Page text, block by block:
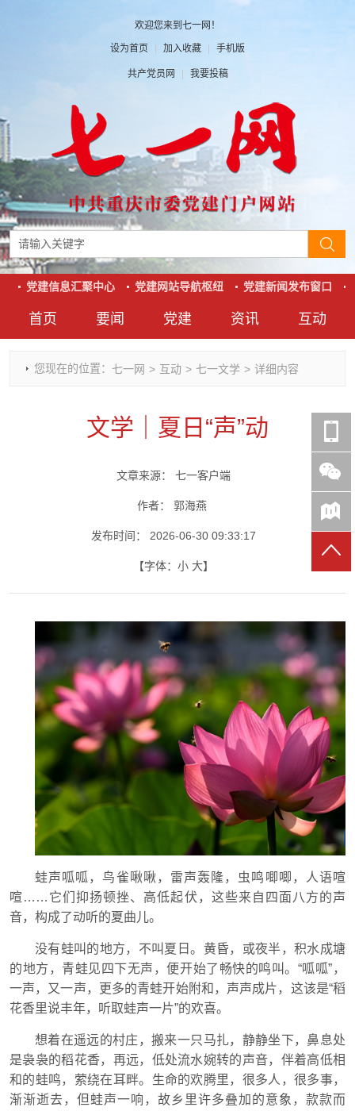
欢迎您来到七一网！
设为首页 | 加入收藏 | 手机版
共产党员网 | 我要投稿
首页 要闻
时政要闻
干部任免
七一视角
党建
党建动态
人才工作
作风建设
资讯
热点关注
党刊好文
党史参阅
七一书院
互动
红岩评论
七一文学
七一号
党建信息汇聚中心 党建网站导航枢纽 党建新闻发布窗口
您现在的位置： 七一网 > 互动 > 七一文学 > 详细内容
文学｜夏日“声”动
文章来源： 七一客户端
作者： 郭海燕
发布时间： 2026-06-30 09:33:17
【字体： 小 大】
蛙声呱呱，鸟雀啾啾，雷声轰隆，虫鸣唧唧，人语喧
喧……它们抑扬顿挫、高低起伏，这些来自四面八方的声
音，构成了动听的夏曲儿。
没有蛙叫的地方，不叫夏日。黄昏，或夜半，积水成塘
的地方，青蛙见四下无声，便开始了畅快的鸣叫。“呱呱”，
一声，又一声，更多的青蛙开始附和，声声成片，这该是“稻
花香里说丰年，听取蛙声一片”的欢喜。
想着在遥远的村庄，搬来一只马扎，静静坐下，鼻息处
是袅袅的稻花香，再远，低处流水婉转的声音，伴着高低相
和的蛙鸣，萦绕在耳畔。生命的欢腾里，很多人，很多事，
渐渐逝去，但蛙声一响，故乡里许多叠加的意象，款款而